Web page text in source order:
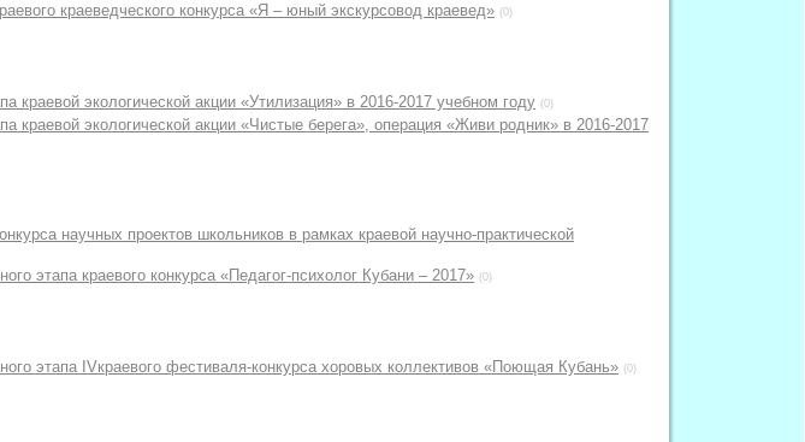
краеведческого конкурса «Я – юный экскурсовод краевед» (0)
краевой экологической акции «Утилизация» в 2016-2017 учебном году (0)
краевой экологической акции «Чистые берега», операция «Живи родник» в 2016-2017
научных проектов школьников в рамках краевой научно-практической
этапа краевого конкурса «Педагог-психолог Кубани – 2017» (0)
этапа IVкраевого фестиваля-конкурса хоровых коллективов «Поющая Кубань» (0)